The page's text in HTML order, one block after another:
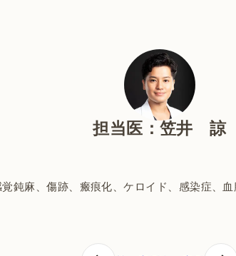
担当医：笠井 諒
鈍麻、傷跡、瘢痕化、ケロイド、感染症、